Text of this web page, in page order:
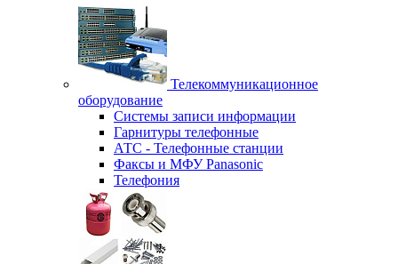
Телекоммуникационное
оборудование
Системы записи информации
Гарнитуры телефонные
АТС - Телефонные станции
Факсы и МФУ Panasonic
Телефония